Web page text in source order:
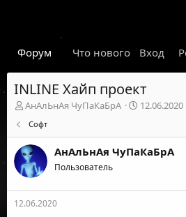
Форум Что нового Гарант
Вход
INLINE Хайп проект
А
о
р
т
е
м
ы
АнАлЬнАя ЧуПаКаБрА
Д
н
а
12.06.2020
Софт
АнАлЬнАя ЧуПаКаБрА
Пользователь
12.06.2020